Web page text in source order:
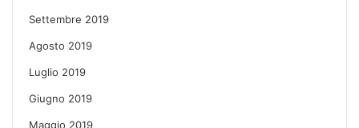
Settembre 2019
Agosto 2019
Luglio 2019
Giugno 2019
Maggio 2019